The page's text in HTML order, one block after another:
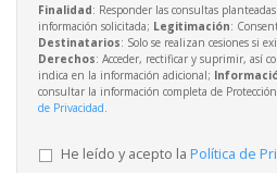
Finalidad: Responder las consultas
información solicitada; Legitimación:
Destinatarios: Solo se realizan cesiones si
Derechos: Acceder, rectificar y suprimir, así
indica en la información adicional;
consultar la información completa de
de Privacidad
He leído y acepto la Política de